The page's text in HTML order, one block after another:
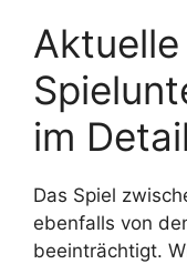
im Detail
Das Spiel
ebenfalls von
beeinträchtigt.